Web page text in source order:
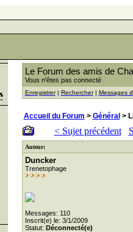
Le Forum des amis de
Vous n'êtes pas connecté
Enregistrer| Rechercher| Messages
Accueil du Forum > Général >
< Sujet précédent
Auteur:
Duncker
Trenetophage
Messages: 110
Inscrit(e) le: 3/1/2009
Statut: Déconnecté(e)